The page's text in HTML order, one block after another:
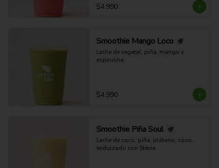
$4.990
Smoothie Mango Loco
Leche de vegetal, piña, mango y
espirulina.
$4.990
Smoothie Piña Soul
Leche de coco, piña, plátano, coco,
endulzado con Stevia.